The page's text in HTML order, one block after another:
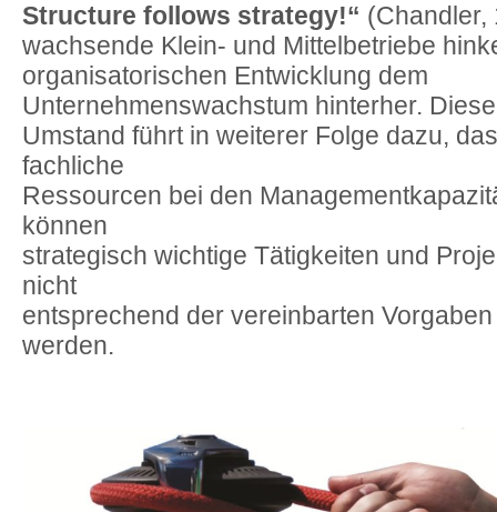
Structure follows strategy!“ (Chandler,
wachsende Klein- und Mittelbetriebe
organisatorischen Entwicklung dem
Unternehmenswachstum hinterher.
Umstand führt in weiterer Folge dazu,
fachliche
Ressourcen bei den
können
strategisch wichtige Tätigkeiten und
nicht
entsprechend der vereinbarten
werden.